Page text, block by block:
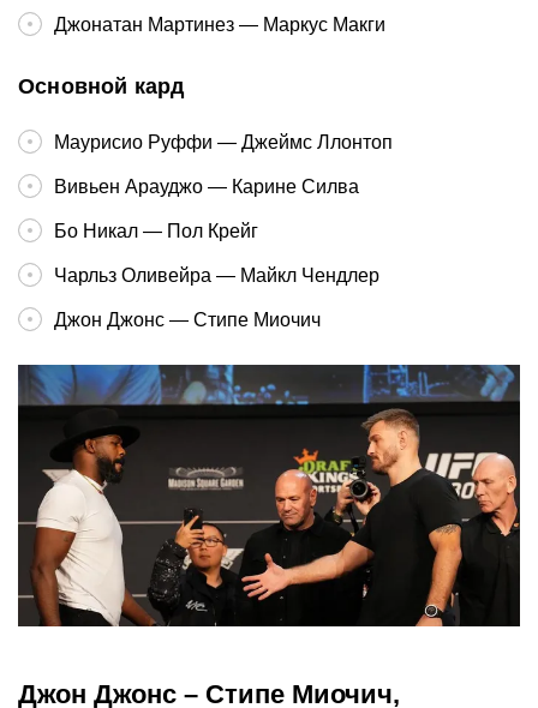
Джонатан Мартинез — Маркус Макги
Основной кард
Маурисио Руффи — Джеймс Ллонтоп
Вивьен Арауджо — Карине Силва
Бо Никал — Пол Крейг
Чарльз Оливейра — Майкл Чендлер
Джон Джонс — Стипе Миочич
Джон Джонс – Стипе Миочич,